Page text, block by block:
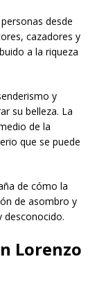
desde
cazadores y
a la riqueza
y
su belleza. La
de la
que se puede
de cómo la
de asombro y
desconocido.
Lorenzo